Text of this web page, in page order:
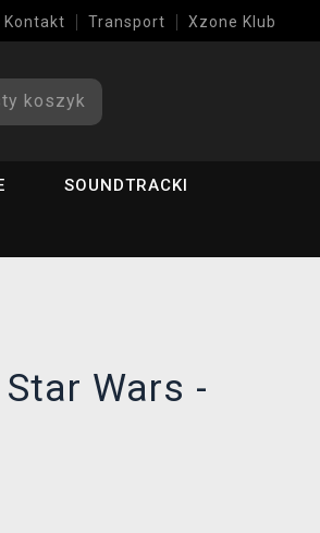
Kontakt Transport Xzone Klub
koszyk
SOUNDTRACKI
Wars -